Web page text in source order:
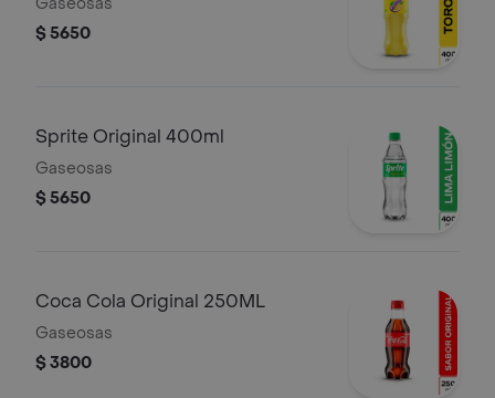
$ 5650
Sprite Original 400ml
Gaseosas
$ 5650
Coca Cola Original 250ML
Gaseosas
$ 3800